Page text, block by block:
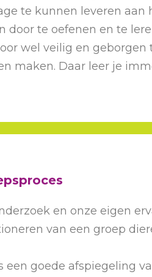
te kunnen leveren aan
door te oefenen en te
wel veilig en
maken. Daar leer je
en onze eigen
van een groep
een goede afspiegeling